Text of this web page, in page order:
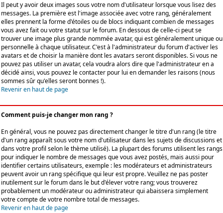
Il peut y avoir deux images sous votre nom d'utilisateur lorsque vous lisez des
messages. La première est l'image associée avec votre rang, généralement
elles prennent la forme d'étoiles ou de blocs indiquant combien de messages
vous avez fait ou votre statut sur le forum. En dessous de celle-ci peut se
trouver une image plus grande nommée avatar, qui est généralement unique ou
personnelle à chaque utilisateur. C'est à l'administrateur du forum d'activer les
avatars et de choisir la manière dont les avatars seront disponibles. Si vous ne
pouvez pas utiliser un avatar, cela voudra alors dire que l'administrateur en a
décidé ainsi, vous pouvez le contacter pour lui en demander les raisons (nous
sommes sûr qu'elles seront bonnes !).
Revenir en haut de page
Comment puis-je changer mon rang ?
En général, vous ne pouvez pas directement changer le titre d'un rang (le titre
d'un rang apparaît sous votre nom d'utilisateur dans les sujets de discussions et
dans votre profil selon le thème utilisé). La plupart des forums utilisent les rangs
pour indiquer le nombre de messages que vous avez postés, mais aussi pour
identifier certains utilisateurs, exemple : les modérateurs et administrateurs
peuvent avoir un rang spécifique qui leur est propre. Veuillez ne pas poster
inutilement sur le forum dans le but d'élever votre rang; vous trouverez
probablement un modérateur ou administrateur qui abaissera simplement
votre compte de votre nombre total de messages.
Revenir en haut de page